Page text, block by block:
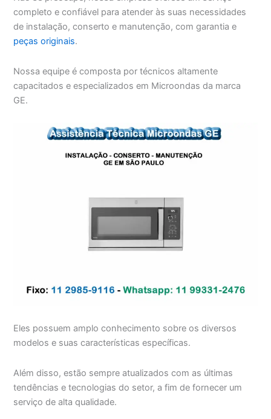
completo e confiável para atender às suas necessidades
de instalação, conserto e manutenção, com garantia e
peças originais.
Nossa equipe é composta por técnicos altamente
capacitados e especializados em Microondas da marca
GE.
Eles possuem amplo conhecimento sobre os diversos
modelos e suas características específicas.
Além disso, estão sempre atualizados com as últimas
tendências e tecnologias do setor, a fim de fornecer um
serviço de alta qualidade.